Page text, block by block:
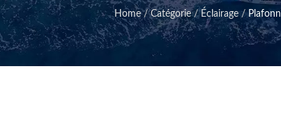
de proposer des produits marins de
Home / Catégorie / Éclairage /